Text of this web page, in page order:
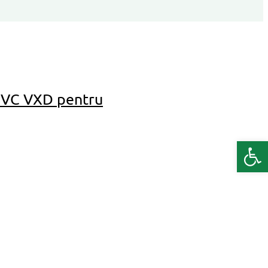
VXD pentru